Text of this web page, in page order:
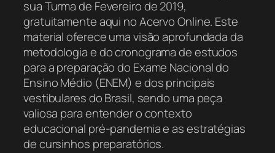
sua Turma de Fevereiro de 2019,
gratuitamente aqui no Acervo Online. Este
material oferece uma visão aprofundada da
metodologia e do cronograma de estudos
para a preparação do Exame Nacional do
Ensino Médio (ENEM) e dos principais
vestibulares do Brasil, sendo uma peça
valiosa para entender o contexto
educacional pré-pandemia e as estratégias
de cursinhos preparatórios.